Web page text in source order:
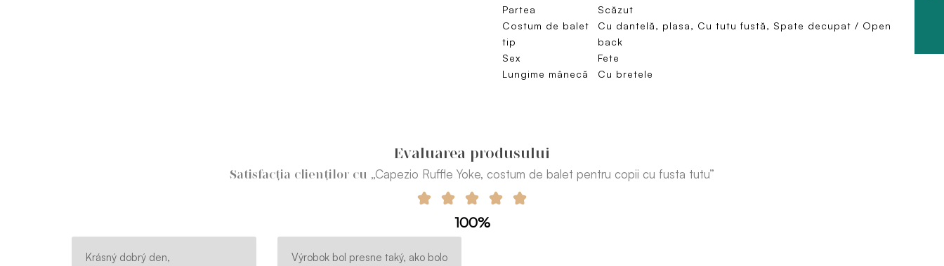
Partea
Scăzut
Costum de balet
tip
Cu dantelă, plasa, Cu tutu fustă, Spate decupat / Open
back
Sex
Fete
Lungime mânecă
Cu bretele
Evaluarea produsului
Satisfacția clienților cu „Capezio Ruffle Yoke, costum de balet pentru copii cu fusta tutu”
100%
Krásný dobrý den,
Výrobok bol presne taký, ako bolo